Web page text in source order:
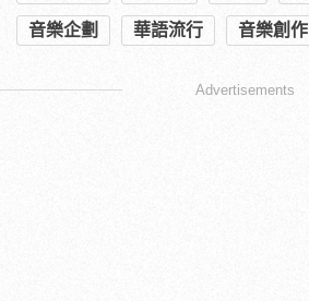
音樂企劃 華語流行 音樂創作
Advertisements